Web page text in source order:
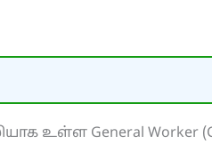
உள்ள General Worker